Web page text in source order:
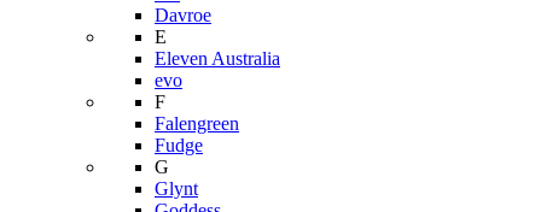
Davroe
E
Eleven Australia
evo
F
Falengreen
Fudge
G
Glynt